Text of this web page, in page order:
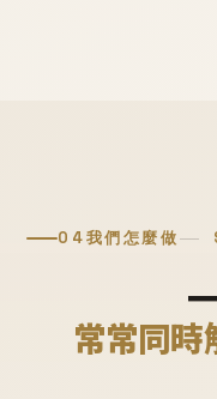
04我們怎麼做
常常同時